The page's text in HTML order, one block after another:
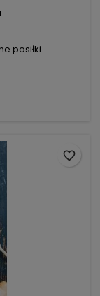
posiłki
favorite_border